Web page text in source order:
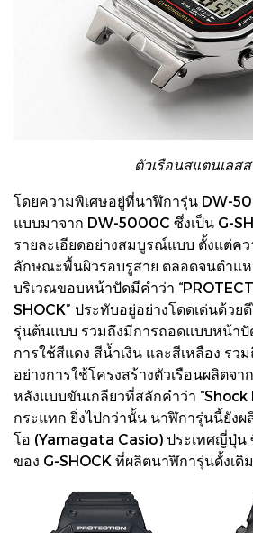
ตัวเรือนสแตนเลส
โดยความพิเศษอยู่ที่นาฬิการุ่น DW-
แบบมาจาก DW-5000C ซึ่งเป็น G-
รายละเอียดอย่างสมบูรณ์แบบ ตั้งแต่ค
ลักษณะพื้นผิวรอบรูสาย ตลอดจนตำแ
บริเวณขอบหน้าปัดมีคำว่า
SHOCK” ประทับอยู่อย่างโดดเด่นด้วย
รุ่นต้นแบบ รวมถึงมีการถอดแบบหน้าปั
การใช้สีแดง สีน้ำเงิน และสีเหลือง รว
อย่างการใช้โครงสร้างตัวเรือนผลิตจา
หลังแบบขันเกลียวที่สลักคำว่า
กระแทก ยิ่งไปกว่านั้น นาฬิการุ่นนี้ยัง
โอ (Yamagata Casio) ประเทศญี่ปุ่น
ของ G-SHOCK ที่ผลิตนาฬิการุ่นดั้งเดิ